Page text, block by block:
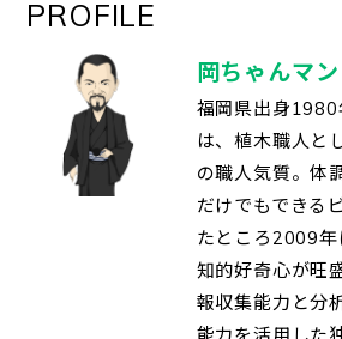
PROFILE
岡ちゃんマン
福岡県出身1980
は、植木職人と
の職人気質。体
だけでもできる
たところ2009年
知的好奇心が旺
報収集能力と分